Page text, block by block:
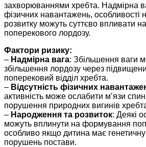
захворюваннями хребта. Надмірна
фізичних навантажень, особливості
розвитку можуть суттєво впливати
поперекового лордозу.
Фактори ризику:
– Надмірна вага: Збільшення ваги
збільшення лордозу через
поперековий відділ хребта.
– Відсутність фізичних
активність може ослабити м’язи
порушення природних вигинів
– Народження та розвиток: Деякі
можуть вплинути на формування
особливо якщо дитина має генетичну
порушень постави.